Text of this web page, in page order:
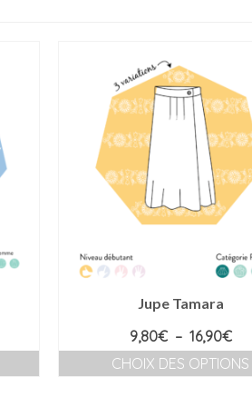
Jupe Tamara
9,80€ – 16,90€
de
CHOIX DES OPTIONS